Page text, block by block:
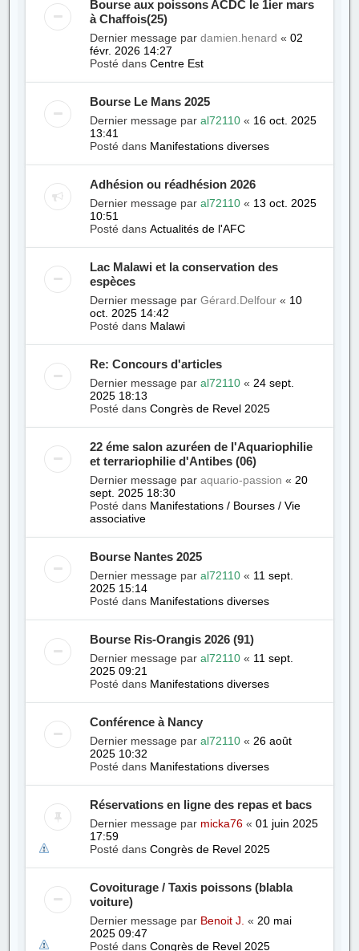
Bourse aux poissons ACDC le 1ier mars
à Chaffois(25)
Dernier message pardamien.henard «02
févr. 2026 14:27
Posté dansCentre Est
Bourse Le Mans 2025
Dernier message paral72110 « 16 oct. 2025
13:41
Posté dans Manifestations diverses
Adhésion ou réadhésion 2026
Dernier message paral72110 « 13 oct. 2025
10:51
Posté dansActualités de l'AFC
Lac Malawi et la conservation des
espèces
Dernier message parGérard.Delfour « 10
oct. 2025 14:42
Posté dans Malawi
Re: Concours d'articles
Dernier message paral72110 « 24 sept.
2025 18:13
Posté dansCongrès de Revel 2025
22 éme salon azuréen de l'Aquariophilie
et terrariophilie d'Antibes (06)
Dernier message paraquario-passion « 20
sept. 2025 18:30
Posté dans Manifestations / Bourses / Vie
associative
Bourse Nantes 2025
Dernier message paral72110 « 11 sept.
2025 15:14
Posté dans Manifestations diverses
Bourse Ris-Orangis 2026 (91)
Dernier message paral72110 « 11 sept.
2025 09:21
Posté dans Manifestations diverses
Conférence à Nancy
Dernier message paral72110 « 26 août
2025 10:32
Posté dans Manifestations diverses
Réservations en ligne des repas et bacs
Dernier message par micka76 «01 juin 2025
17:59
Posté dansCongrès de Revel 2025
Covoiturage / Taxis poissons (blabla
voiture)
Dernier message par Benoit J. « 20 mai
2025 09:47
Posté dansCongrès de Revel 2025